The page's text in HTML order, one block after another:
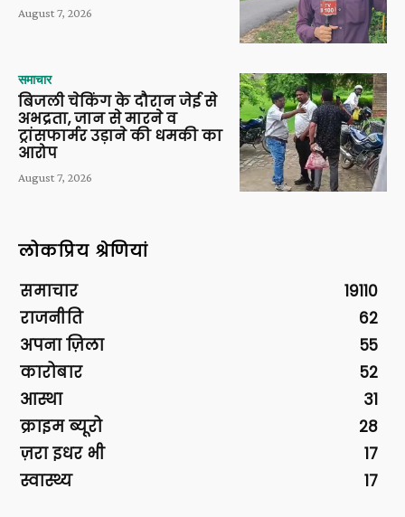
August 7, 2026
समाचार
बिजली चेकिंग के दौरान जेई से
अभद्रता, जान से मारने व
ट्रांसफार्मर उड़ाने की धमकी का
आरोप
August 7, 2026
लोकप्रिय श्रेणियां
समाचार
19110
राजनीति
62
अपना ज़िला
55
कारोबार
52
आस्था
31
क्राइम ब्यूरो
28
ज़रा इधर भी
17
स्वास्थ्य
17